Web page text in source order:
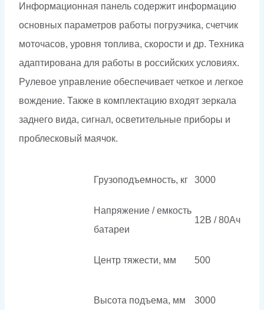
Информационная панель содержит информацию
основных параметров работы погрузчика, счетчик
моточасов, уровня топлива, скорости и др. Техника
адаптирована для работы в российских условиях.
Рулевое управление обеспечивает четкое и легкое
вождение. Также в комплектацию входят зеркала
заднего вида, сигнал, осветительные приборы и
проблесковый маячок.
Грузоподъемность, кг 3000
Напряжение / емкость
батареи
12В / 80Ач
Центр тяжести, мм 500
Высота подъема, мм 3000